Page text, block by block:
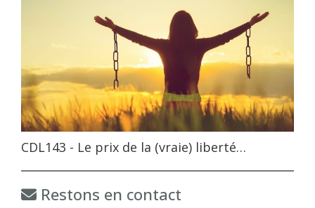
CDL143 - Le prix de la (vraie) liberté…
Restons en contact